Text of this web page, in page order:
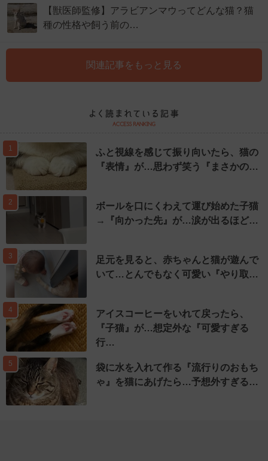
【獣医師監修】アラビアンマウってどんな猫？猫
種の性格や飼う前の…
関連記事をもっと見る
1
ふと視線を感じて振り向いたら、猫の
『表情』が…思わず笑う『まさかの…
2
ボールを口にくわえて運び始めた子猫
→『向かった先』が…涙が出るほど…
3
足元を見ると、赤ちゃんと猫が遊んで
いて…とんでもなく可愛い『やり取…
4
アイスコーヒーをいれて戻ったら、
『子猫』が…想定外な『可愛すぎる
行…
5
袋に水を入れて作る『流行りのおもち
ゃ』を猫にあげたら…予想外すぎる…